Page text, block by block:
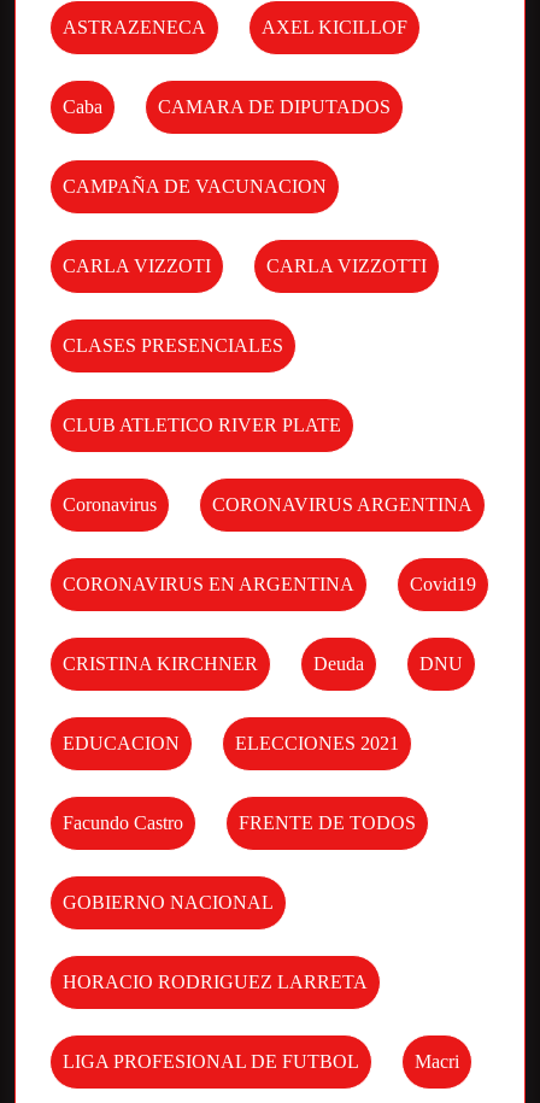
ASTRAZENECA AXEL KICILLOF
Caba CAMARA DE DIPUTADOS
CAMPAÑA DE VACUNACION
CARLA VIZZOTI CARLA VIZZOTTI
CLASES PRESENCIALES
CLUB ATLETICO RIVER PLATE
Coronavirus CORONAVIRUS ARGENTINA
CORONAVIRUS EN ARGENTINA Covid19
CRISTINA KIRCHNER Deuda DNU
EDUCACION ELECCIONES 2021
Facundo Castro FRENTE DE TODOS
GOBIERNO NACIONAL
HORACIO RODRIGUEZ LARRETA
LIGA PROFESIONAL DE FUTBOL Macri